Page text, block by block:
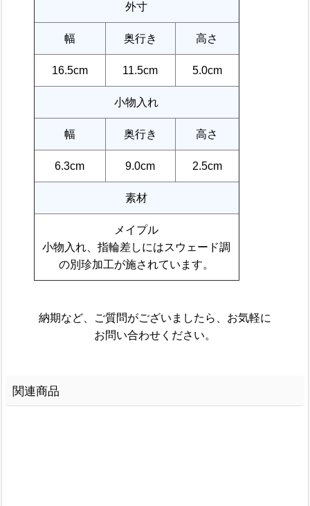
外寸
幅 奥行き 高さ
16.5cm 11.5cm 5.0cm
小物入れ
幅 奥行き 高さ
6.3cm 9.0cm 2.5cm
素材
メイプル
小物入れ、指輪差しにはスウェード調
の別珍加工が施されています。
納期など、ご質問がございましたら、お気軽に
お問い合わせください。
関連商品